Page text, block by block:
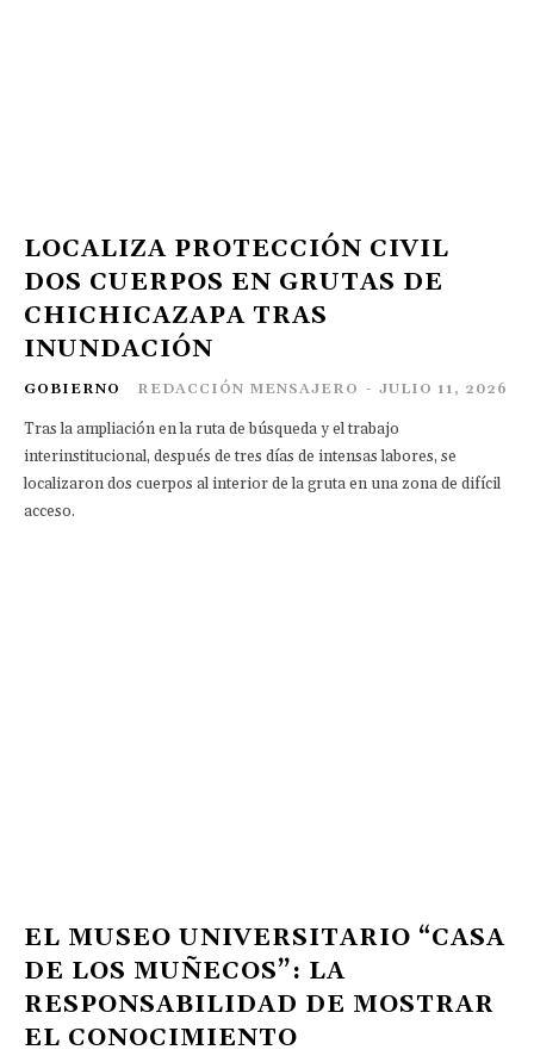
LOCALIZA PROTECCIÓN CIVIL
DOS CUERPOS EN GRUTAS DE
CHICHICAZAPA TRAS
INUNDACIÓN
GOBIERNO REDACCIÓN MENSAJERO - JULIO 11, 2026
Tras la ampliación en la ruta de búsqueda y el trabajo
interinstitucional, después de tres días de intensas labores, se
localizaron dos cuerpos al interior de la gruta en una zona de difícil
acceso.
EL MUSEO UNIVERSITARIO “CASA
DE LOS MUÑECOS”: LA
RESPONSABILIDAD DE MOSTRAR
EL CONOCIMIENTO